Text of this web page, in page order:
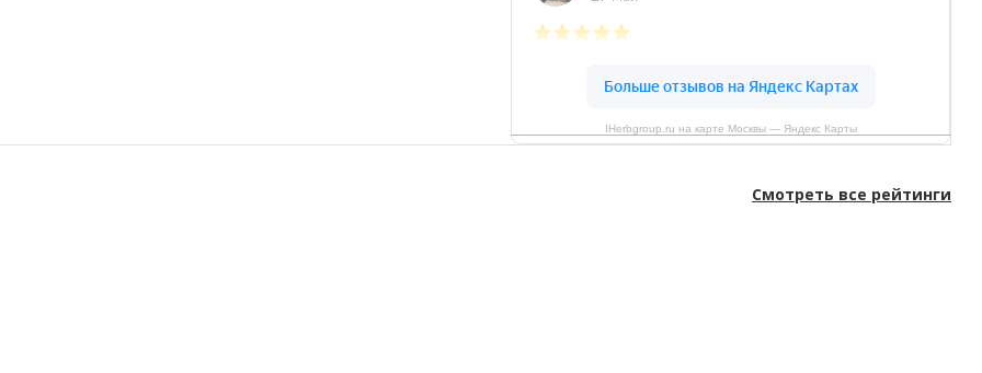
IHerbgroup.ru на карте Москвы — Яндекс Карты
Смотреть все рейтинги